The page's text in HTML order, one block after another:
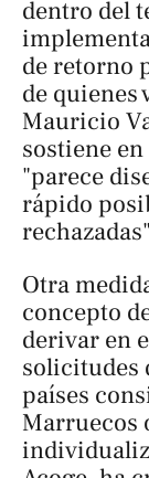
dentro del
de retorno
de quienes
Mauricio
sostiene en
"parece
rápido
Otra
concepto
derivar en
solicitudes
países
Marruecos